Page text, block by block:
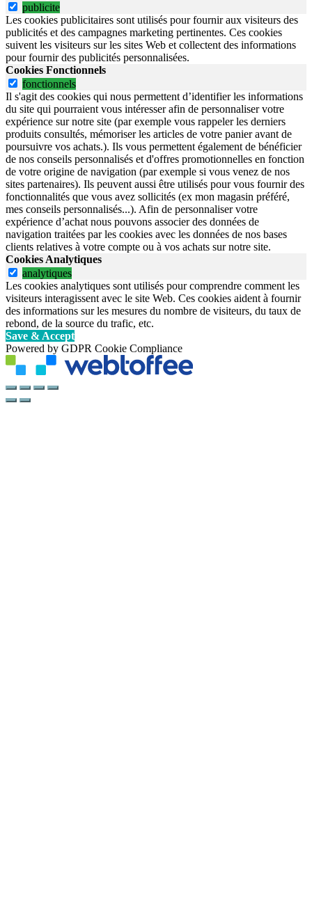
publicite
Les cookies publicitaires sont utilisés pour fournir aux visiteurs des
publicités et des campagnes marketing pertinentes. Ces cookies
suivent les visiteurs sur les sites Web et collectent des informations
pour fournir des publicités personnalisées.
Cookies Fonctionnels
fonctionnels
Il s'agit des cookies qui nous permettent d’identifier les informations
du site qui pourraient vous intéresser afin de personnaliser votre
expérience sur notre site (par exemple vous rappeler les derniers
produits consultés, mémoriser les articles de votre panier avant de
poursuivre vos achats.). Ils vous permettent également de bénéficier
de nos conseils personnalisés et d'offres promotionnelles en fonction
de votre origine de navigation (par exemple si vous venez de nos
sites partenaires). Ils peuvent aussi être utilisés pour vous fournir des
fonctionnalités que vous avez sollicités (ex mon magasin préféré,
mes conseils personnalisés...). Afin de personnaliser votre
expérience d’achat nous pouvons associer des données de
navigation traitées par les cookies avec les données de nos bases
clients relatives à votre compte ou à vos achats sur notre site.
Cookies Analytiques
analytiques
Les cookies analytiques sont utilisés pour comprendre comment les
visiteurs interagissent avec le site Web. Ces cookies aident à fournir
des informations sur les mesures du nombre de visiteurs, du taux de
rebond, de la source du trafic, etc.
Save & Accept
Powered by GDPR Cookie Compliance